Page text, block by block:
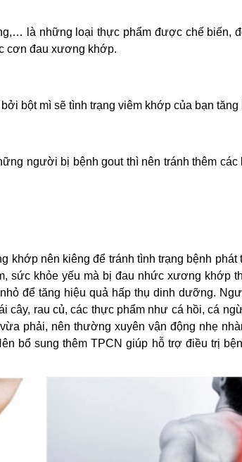
là những loại thực phẩm được chế biến,
cơn đau xương khớp.
bột mì sẽ tình trạng viêm khớp của bạn tăng
người bị bệnh gout thì nên tránh thêm các
nên kiêng để tránh tình trạng bệnh phát
sức khỏe yếu mà bị đau nhức xương khớp
để tăng hiệu quả hấp thụ dinh dưỡng.
cây, rau củ, các thực phẩm như cá hồi, cá
phải, nên thường xuyên vận động nhẹ
bổ sung thêm TPCN giúp hỗ trợ điều trị